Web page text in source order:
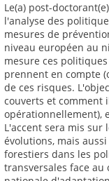
Le(a) post-
l'analyse des
mesures de
niveau européen au
mesure ces
prennent en compte
de ces risques.
couverts et comment
opérationnellement),
L'accent sera mis
évolutions, mais
forestiers dans les
transversales face